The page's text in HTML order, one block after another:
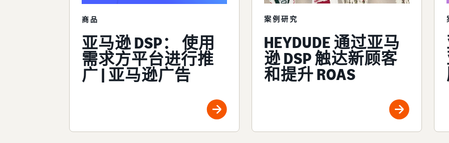
商品
亚马逊 DSP： 使用
需求方平台进行推
广 | 亚马逊广告
案例研究
HEYDUDE 通过亚马
逊 DSP 触达新顾客
和提升 ROAS